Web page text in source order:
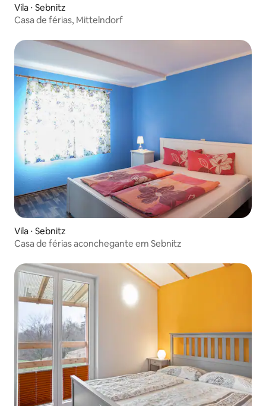
Vila ⋅ Sebnitz
Casa de férias, Mittelndorf
Vila ⋅ Sebnitz
Casa de férias aconchegante em Sebnitz